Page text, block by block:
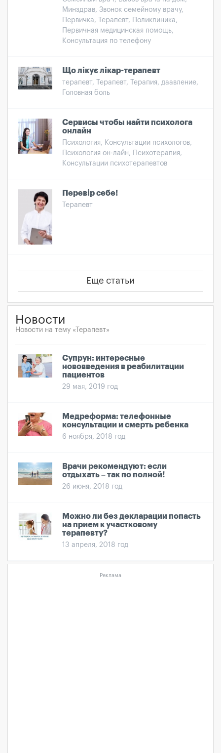
Минздрав, Звонок семейному врачу,
Первичка, Терапевт, Поликлиника,
Первичная медицинская помощь,
Консультация по телефону
Що лікує лікар-терапевт
терапевт, Терапевт, Терапия, даавление,
Головная боль
Сервисы чтобы найти психолога
онлайн
Психология, Консультации психологов,
Психология он-лайн, Психотерапия,
Консультации психотерапевтов
Перевір себе!
Терапевт
Еще статьи
Новости
Новости на тему «Терапевт»
Супрун: интересные
нововведения в реабилитации
пациентов
29 мая, 2019 год
Медреформа: телефонные
консультации и смерть ребенка
6 ноября, 2018 год
Врачи рекомендуют: если
отдыхать – так по полной!
26 июня, 2018 год
Можно ли без декларации попасть
на прием к участковому
терапевту?
13 апреля, 2018 год
Реклама